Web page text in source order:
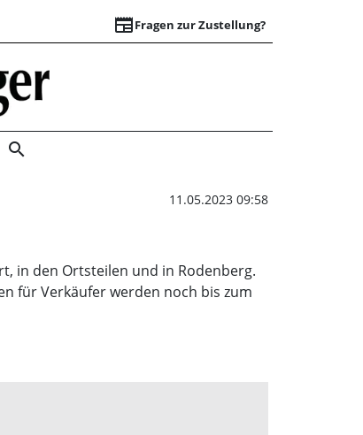
newspaperFragen zur Zustellung?
search
11.05.2023 09:58
in den Ortsteilen und in Rodenberg.
für Verkäufer werden noch bis zum